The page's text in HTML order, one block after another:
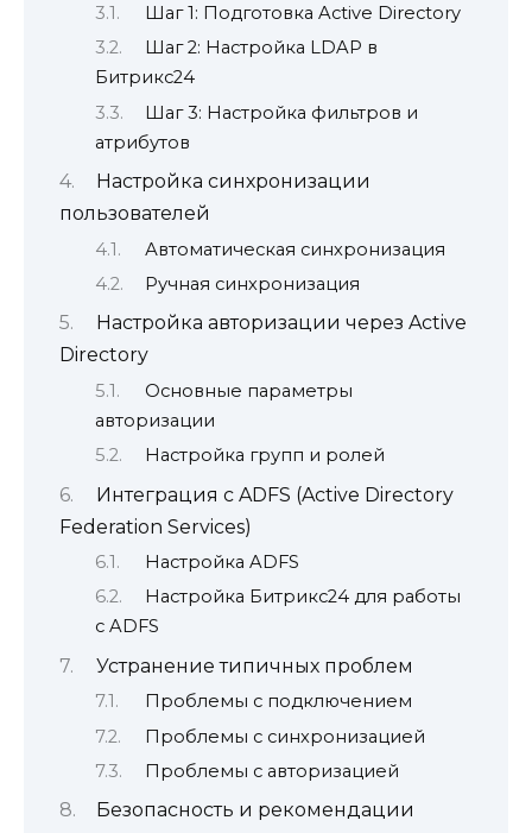
Шаг 1: Подготовка Active Directory
Шаг 2: Настройка LDAP в
Битрикс24
Шаг 3: Настройка фильтров и
атрибутов
Настройка синхронизации
пользователей
Автоматическая синхронизация
Ручная синхронизация
Настройка авторизации через Active
Directory
Основные параметры
авторизации
Настройка групп и ролей
Интеграция с ADFS (Active Directory
Federation Services)
Настройка ADFS
Настройка Битрикс24 для работы
с ADFS
Устранение типичных проблем
Проблемы с подключением
Проблемы с синхронизацией
Проблемы с авторизацией
Безопасность и рекомендации